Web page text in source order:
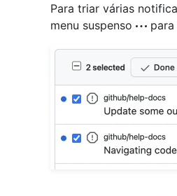
Para triar várias
menu suspenso